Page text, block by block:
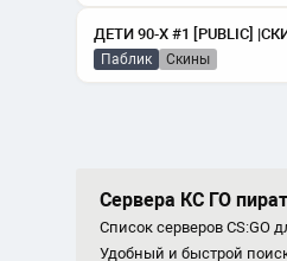
Паблик скины
Сервера КС ГО
Список серверов CS:GO
Удобный и быстрой